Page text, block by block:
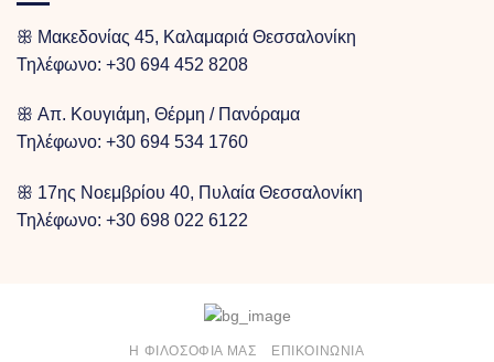
ꕥ Μακεδονίας 45, Καλαμαριά Θεσσαλονίκη
Τηλέφωνο: +30 694 452 8208
ꕥ Απ. Κουγιάμη, Θέρμη / Πανόραμα
Τηλέφωνο: +30 694 534 1760
ꕥ 17ης Νοεμβρίου 40, Πυλαία Θεσσαλονίκη
Τηλέφωνο: +30 698 022 6122
Η ΦΙΛΟΣΟΦΙΑ ΜΑΣ ΕΠΙΚΟΙΝΩΝΊΑ